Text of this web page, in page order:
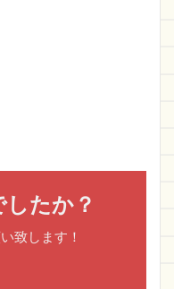
たか？
致します！